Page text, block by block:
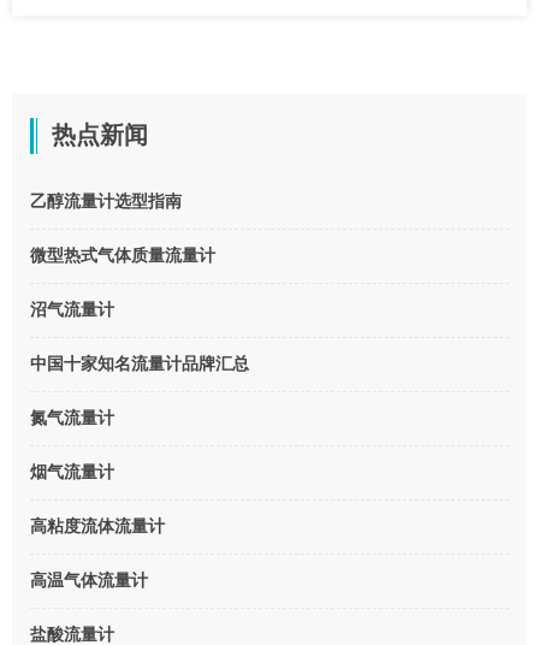
热点新闻
乙醇流量计选型指南
微型热式气体质量流量计
沼气流量计
中国十家知名流量计品牌汇总
氮气流量计
烟气流量计
高粘度流体流量计
高温气体流量计
盐酸流量计